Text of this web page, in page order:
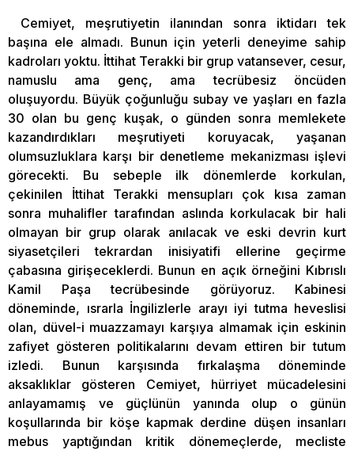
Cemiyet, meşrutiyetin ilanından sonra iktidarı tek
başına ele almadı. Bunun için yeterli deneyime sahip
kadroları yoktu. İttihat Terakki bir grup vatansever, cesur,
namuslu ama genç, ama tecrübesiz öncüden
oluşuyordu. Büyük çoğunluğu subay ve yaşları en fazla
30 olan bu genç kuşak, o günden sonra memlekete
kazandırdıkları meşrutiyeti koruyacak, yaşanan
olumsuzluklara karşı bir denetleme mekanizması işlevi
görecekti. Bu sebeple ilk dönemlerde korkulan,
çekinilen İttihat Terakki mensupları çok kısa zaman
sonra muhalifler tarafından aslında korkulacak bir hali
olmayan bir grup olarak anılacak ve eski devrin kurt
siyasetçileri tekrardan inisiyatifi ellerine geçirme
çabasına girişeceklerdi. Bunun en açık örneğini Kıbrıslı
Kamil Paşa tecrübesinde görüyoruz. Kabinesi
döneminde, ısrarla İngilizlerle arayı iyi tutma heveslisi
olan, düvel-i muazzamayı karşıya almamak için eskinin
zafiyet gösteren politikalarını devam ettiren bir tutum
izledi. Bunun karşısında fırkalaşma döneminde
aksaklıklar gösteren Cemiyet, hürriyet mücadelesini
anlayamamış ve güçlünün yanında olup o günün
koşullarında bir köşe kapmak derdine düşen insanları
mebus yaptığından kritik dönemeçlerde, mecliste